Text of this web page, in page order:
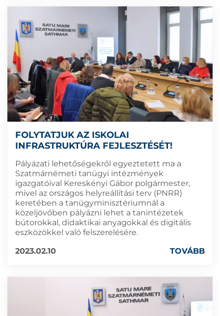
FOLYTATJUK AZ ISKOLAI
INFRASTRUKTÚRA FEJLESZTÉSÉT!
Pályázati lehetőségekről egyeztetett ma a
Szatmárnémeti tanügyi intézmények
igazgatóival Kereskényi Gábor polgármester,
mivel az országos helyreállítási terv (PNRR)
keretében a tanügyminisztériumnál a
közeljövőben pályázni lehet a tanintézetek
bútorokkal, didaktikai anyagokkal és digitális
eszközökkel való felszerelésére.
2023.02.10
TOVÁBB